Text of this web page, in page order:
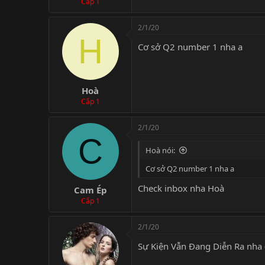
H
Hoà
Cấp 1
2/1/20
Cơ sở Q2 number 1 nha a
C
Cam Ép
Cấp 1
2/1/20
Hoà nói:
Cơ sở Q2 number 1 nha a
Check inbox nha Hoà
2/1/20
Sự Kiện Vẫn Đang Diễn Ra nha